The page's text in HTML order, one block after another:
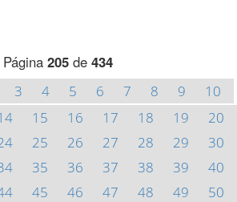
Página 205de 434
3 4 5 6 7 8 9
10
15 16 17 18 19
20
25 26 27 28 29
30
35 36 37 38 39
40
45 46 47 48 49
50